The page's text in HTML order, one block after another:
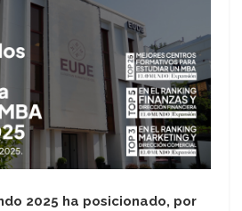
2025 ha posicionado, por